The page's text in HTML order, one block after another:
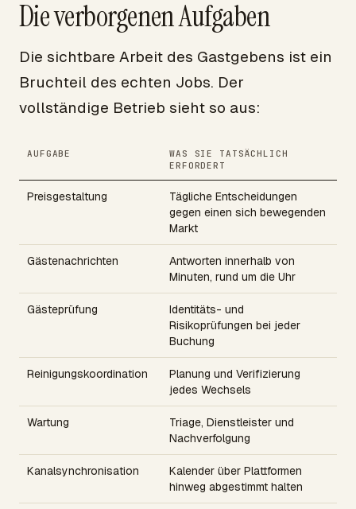
Die verborgenen Aufgaben
Die sichtbare Arbeit des Gastgebens ist ein
Bruchteil des echten Jobs. Der
vollständige Betrieb sieht so aus:
AUFGABE
WAS SIE TATSÄCHLICH
ERFORDERT
Preisgestaltung
Tägliche Entscheidungen
gegen einen sich bewegenden
Markt
Gästenachrichten
Antworten innerhalb von
Minuten, rund um die Uhr
Gästeprüfung
Identitäts- und
Risikoprüfungen bei jeder
Buchung
Reinigungskoordination
Planung und Verifizierung
jedes Wechsels
Wartung
Triage, Dienstleister und
Nachverfolgung
Kanalsynchronisation
Kalender über Plattformen
hinweg abgestimmt halten